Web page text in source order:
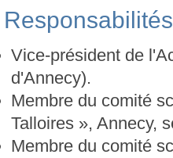
Responsabilités
Vice-président de
d'Annecy).
Membre du comité
Talloires », Annecy,
Membre du comité